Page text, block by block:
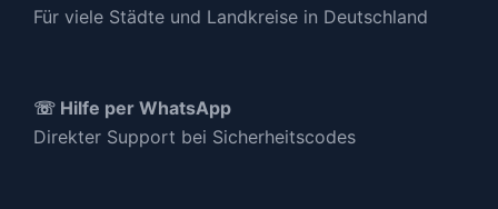
Für viele Städte und Landkreise in Deutschland
☏ Hilfe per WhatsApp
Direkter Support bei Sicherheitscodes